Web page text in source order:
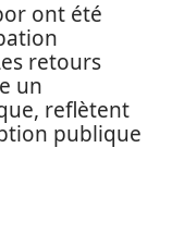
ont été
retours
un
reflètent
publique